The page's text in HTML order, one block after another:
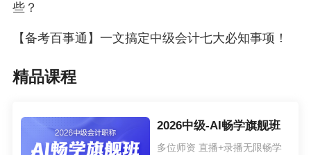
些？
【备考百事通】一文搞定中级会计七大必知事项！
精品课程
2026中级-AI畅学旗舰班
多位师资 直播+录播无限畅学